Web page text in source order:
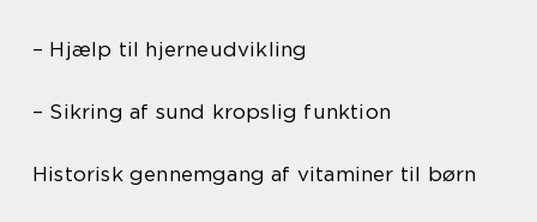
– Hjælp til hjerneudvikling
– Sikring af sund kropslig funktion
Historisk gennemgang af vitaminer til børn